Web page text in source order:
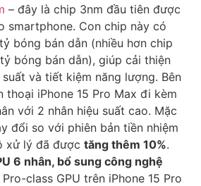
– đây là chip 3nm đầu tiên được
smartphone. Con chip này có
bóng bán dẫn (nhiều hơn chip
bóng bán dẫn), giúp cải thiện
và tiết kiệm năng lượng. Bên
thoại iPhone 15 Pro Max đi kèm
với 2 nhân hiệu suất cao. Mặc
đổi so với phiên bản tiền nhiệm
xử lý đã được tăng thêm 10%.
6 nhân, bổ sung công nghệ
Pro-class GPU trên iPhone 15 Pro